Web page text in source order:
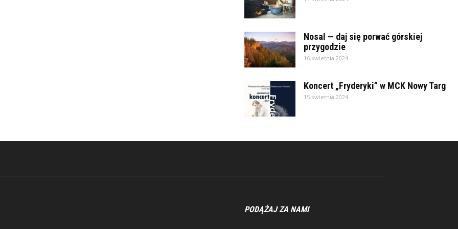
Nosal — daj się porwać górskiej
przygodzie
16 kwietnia 2024
Koncert „Fryderyki” w MCK Nowy Targ
15 kwietnia 2024
PODĄŻAJ ZA NAMI